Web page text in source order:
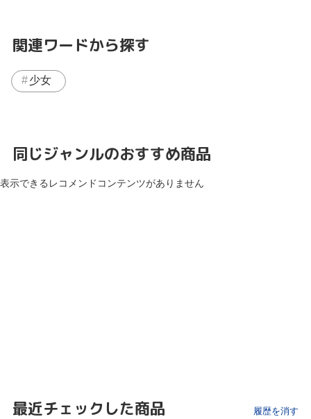
関連ワードから探す
少女
同じジャンルのおすすめ商品
表示できるレコメンドコンテンツがありません
最近チェックした商品 履歴を消す